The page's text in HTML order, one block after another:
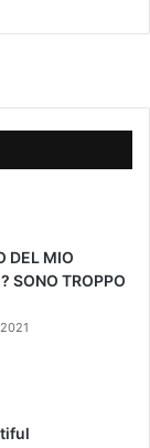
DEL MIO
SONO TROPPO